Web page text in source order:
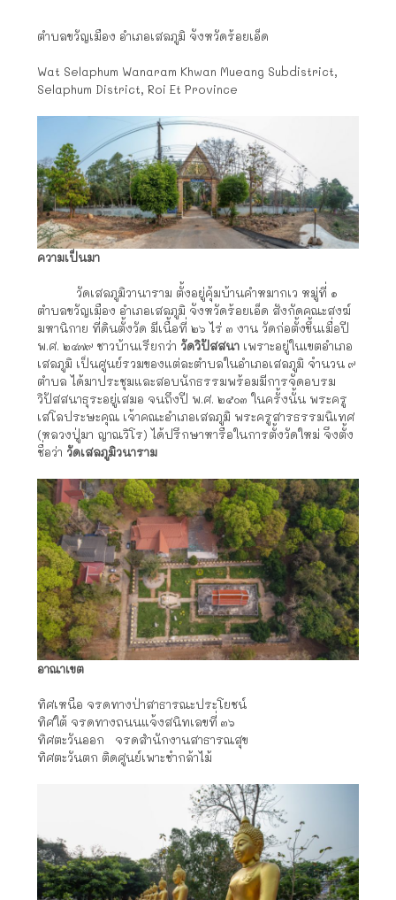
ตำบลขวัญเมือง อำเภอเสลภูมิ จังหวัดร้อยเอ็ด
Wat Selaphum Wanaram Khwan Mueang Subdistrict,
Selaphum District, Roi Et Province
ความเป็นมา
วัดเสลภูมิวานาราม ตั้งอยู่คุ้มบ้านคำหมากเว หมู่ที่ ๑
ตำบลขวัญเมือง อำเภอเสลภูมิ จังหวัดร้อยเอ็ด สังกัดคณะสงฆ์
มหานิกาย ที่ดินตั้งวัด มีเนื้อที่ ๒๖ ไร่ ๓ งาน วัดก่อตั้งขึ้นเมื่อปี
พ.ศ. ๒๔๗๙ ชาวบ้านเรียกว่า วัดวิปัสสนา เพราะอยู่ในเขตอำเภอ
เสลภูมิ เป็นศูนย์รวมของแต่ละตำบลในอำเภอเสลภูมิ จำนวน ๙
ตำบล ได้มาประชุมและสอบนักธรรมพร้อมมีการจัดอบรม
วิปัสสนาธุระอยู่เสมอ จนถึงปี พ.ศ. ๒๕๐๓ ในครั้งนั้น พระครู
เสโลประษะคุณ เจ้าคณะอำเภอเสลภูมิ พระครูสารธรรมนิเทศ
(หลวงปู่มา ญาณวิโร) ได้ปรึกษาหารือในการตั้งวัดใหม่ จึงตั้ง
ชื่อว่า วัดเสลภูมิวนาราม
อาณาเขต
ทิศเหนือ จรดทางป่าสาธารณะประโยชน์
ทิศใต้ จรดทางถนนแจ้งสนิทเลขที่ ๓๖
ทิศตะวันออก จรดสำนักงานสาธารณสุข
ทิศตะวันตก ติดศูนย์เพาะชำกล้าไม้